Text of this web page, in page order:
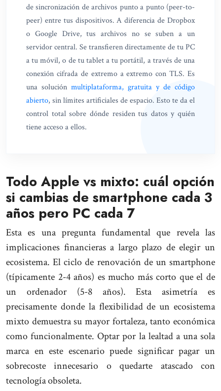
de sincronización de archivos punto a punto (peer-to-
peer) entre tus dispositivos. A diferencia de Dropbox
o Google Drive, tus archivos no se suben a un
servidor central. Se transfieren directamente de tu PC
a tu móvil, o de tu tablet a tu portátil, a través de una
conexión cifrada de extremo a extremo con TLS. Es
una solución multiplataforma, gratuita y de código
abierto, sin límites artificiales de espacio. Esto te da el
control total sobre dónde residen tus datos y quién
tiene acceso a ellos.
Todo Apple vs mixto: cuál opción
si cambias de smartphone cada 3
años pero PC cada 7
Esta es una pregunta fundamental que revela las
implicaciones financieras a largo plazo de elegir un
ecosistema. El ciclo de renovación de un smartphone
(típicamente 2-4 años) es mucho más corto que el de
un ordenador (5-8 años). Esta asimetría es
precisamente donde la flexibilidad de un ecosistema
mixto demuestra su mayor fortaleza, tanto económica
como funcionalmente. Optar por la lealtad a una sola
marca en este escenario puede significar pagar un
sobrecoste innecesario o quedarte atascado con
tecnología obsoleta.